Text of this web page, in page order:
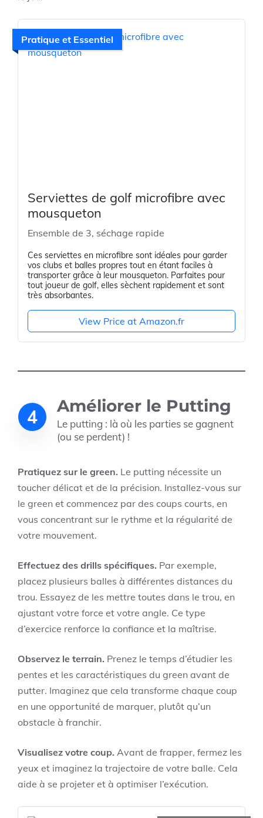
Pratique et Essentiel
Serviettes de golf microfibre avec
mousqueton
Ensemble de 3, séchage rapide
Ces serviettes en microfibre sont idéales pour garder
vos clubs et balles propres tout en étant faciles à
transporter grâce à leur mousqueton. Parfaites pour
tout joueur de golf, elles sèchent rapidement et sont
très absorbantes.
View Price at Amazon.fr
4 Améliorer le Putting
Le putting : là où les parties se gagnent
(ou se perdent) !
Pratiquez sur le green. Le putting nécessite un
toucher délicat et de la précision. Installez-vous sur
le green et commencez par des coups courts, en
vous concentrant sur le rythme et la régularité de
votre mouvement.
Effectuez des drills spécifiques. Par exemple,
placez plusieurs balles à différentes distances du
trou. Essayez de les mettre toutes dans le trou, en
ajustant votre force et votre angle. Ce type
d’exercice renforce la confiance et la maîtrise.
Observez le terrain. Prenez le temps d’étudier les
pentes et les caractéristiques du green avant de
putter. Imaginez que cela transforme chaque coup
en une opportunité de marquer, plutôt qu’un
obstacle à franchir.
Visualisez votre coup. Avant de frapper, fermez les
yeux et imaginez la trajectoire de votre balle. Cela
aide à se projeter et à optimiser l’exécution.